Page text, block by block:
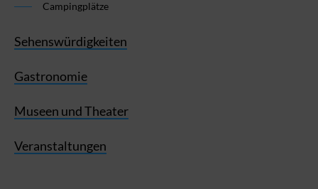
Campingplätze
Sehenswürdigkeiten
Gastronomie
Museen und Theater
Veranstaltungen